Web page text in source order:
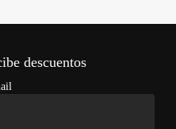
descuentos